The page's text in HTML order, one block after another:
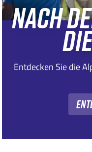
NACH
Entdecken Sie die